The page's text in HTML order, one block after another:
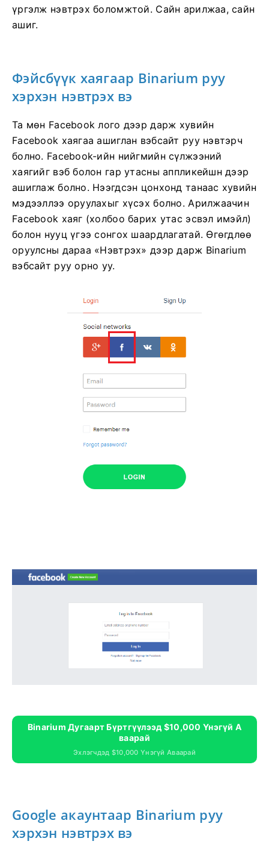
үргэлж нэвтрэх боломжтой. Сайн арилжаа, сайн
ашиг.
Фэйсбүүк хаягаар Binarium руу
хэрхэн нэвтрэх вэ
Та мөн Facebook лого дээр дарж хувийн
Facebook хаягаа ашиглан вэбсайт руу нэвтэрч
болно. Facebook-ийн нийгмийн сүлжээний
хаягийг вэб болон гар утасны аппликейшн дээр
ашиглаж болно. Нээгдсэн цонхонд танаас хувийн
мэдээллээ оруулахыг хүсэх болно. Арилжаачин
Facebook хаяг (холбоо барих утас эсвэл имэйл)
болон нууц үгээ сонгох шаардлагатай. Өгөгдлөө
оруулсны дараа «Нэвтрэх» дээр дарж Binarium
вэбсайт руу орно уу.
Binarium Дугаарт Бүртгүүлээд $10,000 Үнэгүй А
Ваарай
Эхлэгчдэд $10,000 Үнэгүй Аваарай
Google акаунтаар Binarium руу
хэрхэн нэвтрэх вэ